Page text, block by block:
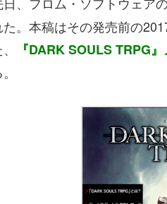
た。本稿はその発売前の
『DARK SOULS TRPG